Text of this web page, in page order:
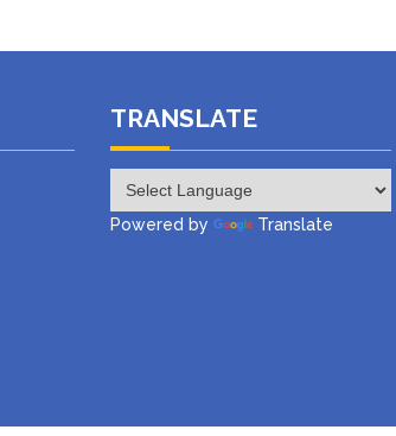
TRANSLATE
Powered by Translate